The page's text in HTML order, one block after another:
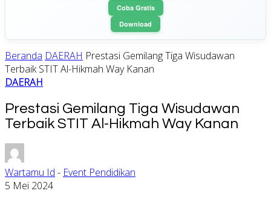
Coba Gratis
Download
Beranda DAERAH Prestasi Gemilang Tiga Wisudawan
Terbaik STIT Al-Hikmah Way Kanan
DAERAH
Prestasi Gemilang Tiga Wisudawan
Terbaik STIT Al-Hikmah Way Kanan
Wartamu Id - Event Pendidikan
5 Mei 2024